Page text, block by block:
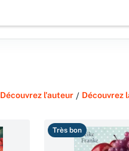
Découvrez l'auteur / Découvrez
Très bon